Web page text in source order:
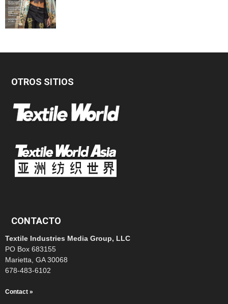
OTROS SITIOS
CONTACTO
Textile Industries Media Group, LLC
PO Box 683155
Marietta, GA 30068
678-483-6102
Contact »